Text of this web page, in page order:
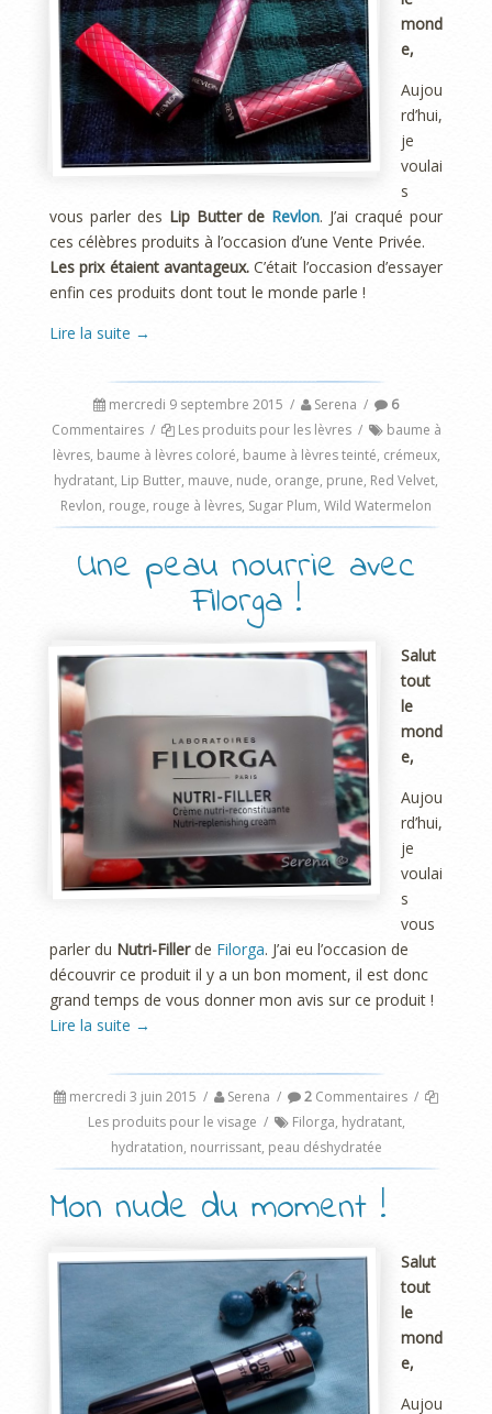
mond
e,
Aujou
rd’hui,
je
voulai
s
vous parler des Lip Butter de Revlon. J’ai craqué pour
ces célèbres produits à l’occasion d’une Vente Privée.
Les prix étaient avantageux. C’était l’occasion d’essayer
enfin ces produits dont tout le monde parle !
Lire la suite →
mercredi 9 septembre 2015 / Serena /
6
Commentaires / Les produits pour les lèvres /
baume à
lèvres, baume à lèvres coloré, baume à lèvres teinté, crémeux,
hydratant, Lip Butter, mauve, nude, orange, prune, Red Velvet,
Revlon, rouge, rouge à lèvres, Sugar Plum, Wild Watermelon
Une peau nourrie avec
Filorga !
Salut
tout
le
mond
e,
Aujou
rd’hui,
je
voulai
s
vous
parler du Nutri-Fillerde Filorga. J’ai eu l’occasion de
découvrir ce produit il y a un bon moment, il est donc
grand temps de vous donner mon avis sur ce produit !
Lire la suite →
mercredi 3 juin 2015 / Serena / 2 Commentaires /
Les produits pour le visage / Filorga, hydratant,
hydratation, nourrissant, peau déshydratée
Mon nude du moment !
Salut
tout
le
mond
e,
Aujou